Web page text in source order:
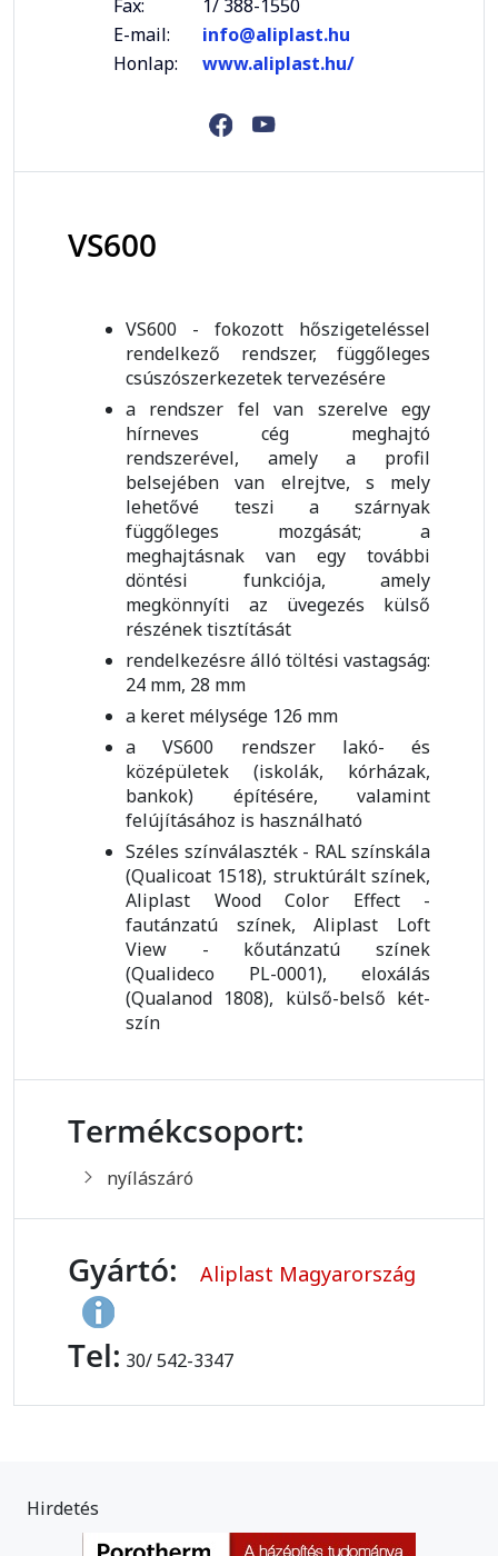
Fax:
1/ 388-1550
E-mail:
info@aliplast.hu
Honlap:
www.aliplast.hu/
VS600
VS600 - fokozott hőszigeteléssel
rendelkező rendszer, függőleges
csúszószerkezetek tervezésére
a rendszer fel van szerelve egy
hírneves cég meghajtó
rendszerével, amely a profil
belsejében van elrejtve, s mely
lehetővé teszi a szárnyak
függőleges mozgását; a
meghajtásnak van egy további
döntési funkciója, amely
megkönnyíti az üvegezés külső
részének tisztítását
rendelkezésre álló töltési vastagság:
24 mm, 28 mm
a keret mélysége 126 mm
a VS600 rendszer lakó- és
középületek (iskolák, kórházak,
bankok) építésére, valamint
felújításához is használható
Széles színválaszték - RAL színskála
(Qualicoat 1518), struktúrált színek,
Aliplast Wood Color Effect -
fautánzatú színek, Aliplast Loft
View - kőutánzatú színek
(Qualideco PL-0001), eloxálás
(Qualanod 1808), külső-belső két-
szín
Termékcsoport:
nyílászáró
Gyártó: Aliplast Magyarország
Tel: 30/ 542-3347
Hirdetés